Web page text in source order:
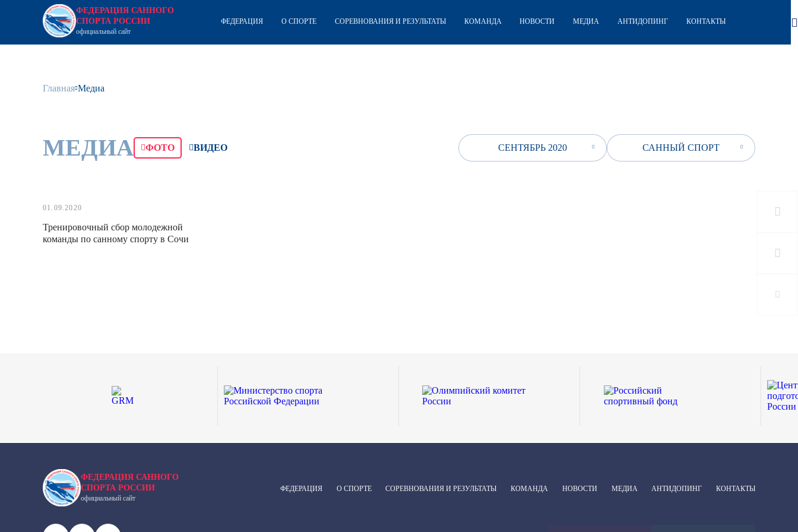
ФЕДЕРАЦИЯ САННОГО
СПОРТА РОССИИ
официальный сайт
ФЕДЕРАЦИЯ О СПОРТЕ СОРЕВНОВАНИЯ И РЕЗУЛЬТАТЫ КОМАНДА НОВОСТИ МЕДИА АНТИДОПИНГ КОНТАКТЫ
Главная Медиа
МЕДИА ФОТО ВИДЕО СЕНТЯБРЬ 2020 САННЫЙ СПОРТ
01.09.2020
Тренировочный сбор молодежной
команды по санному спорту в Сочи
ФЕДЕРАЦИЯ САННОГО
СПОРТА РОССИИ
официальный сайт
ФЕДЕРАЦИЯ О СПОРТЕ СОРЕВНОВАНИЯ И РЕЗУЛЬТАТЫ КОМАНДА НОВОСТИ МЕДИА АНТИДОПИНГ КОНТАКТЫ